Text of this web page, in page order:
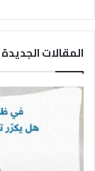
المقالات الجديدة